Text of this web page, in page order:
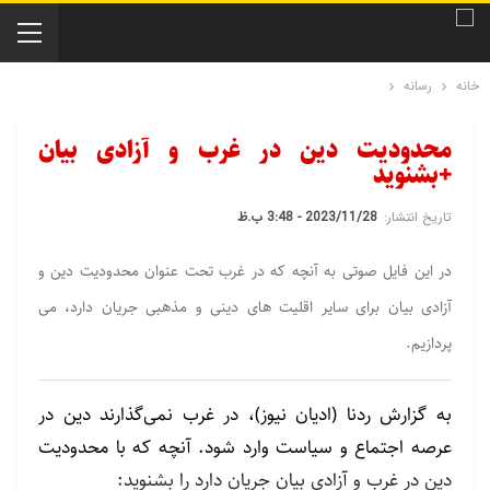
خانه رسانه
محدودیت دین در غرب و آزادی بیان
+بشنوید
تاریخ انتشار: 2023/11/28 - 3:48 ب.ظ
در این فایل صوتی به آنچه که در غرب تحت عنوان محدودیت دین و
آزادی بیان برای سایر اقلیت های دینی و مذهبی جریان دارد، می
پردازیم.
به گزارش ردنا (ادیان نیوز)، در غرب نمی‌گذارند دین در
عرصه اجتماع و سیاست وارد شود. آنچه که با محدودیت
دین در غرب و آزادی بیان جریان دارد را بشنوید: